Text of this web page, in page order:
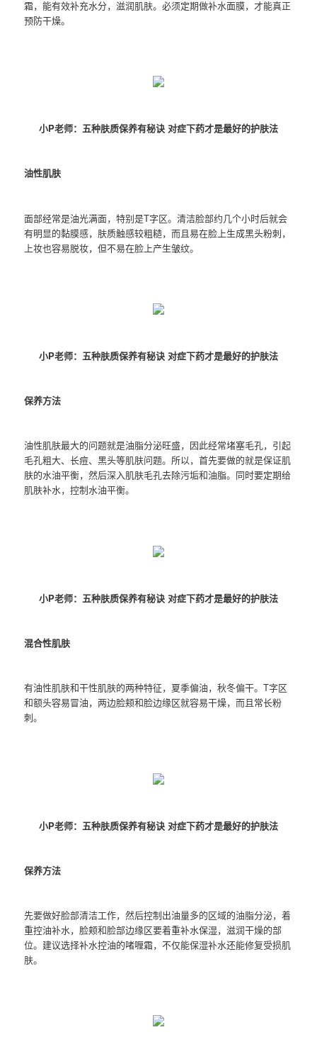
霜，能有效补充水分，滋润肌肤。必须定期做补水面膜，才能真正
预防干燥。
小P老师：五种肤质保养有秘诀 对症下药才是最好的护肤法
油性肌肤
面部经常是油光满面，特别是T字区。清洁脸部约几个小时后就会
有明显的黏膜感，肤质触感较粗糙，而且易在脸上生成黑头粉刺，
上妆也容易脱妆，但不易在脸上产生皱纹。
小P老师：五种肤质保养有秘诀 对症下药才是最好的护肤法
保养方法
油性肌肤最大的问题就是油脂分泌旺盛，因此经常堵塞毛孔，引起
毛孔粗大、长痘、黑头等肌肤问题。所以，首先要做的就是保证肌
肤的水油平衡，然后深入肌肤毛孔去除污垢和油脂。同时要定期给
肌肤补水，控制水油平衡。
小P老师：五种肤质保养有秘诀 对症下药才是最好的护肤法
混合性肌肤
有油性肌肤和干性肌肤的两种特征，夏季偏油，秋冬偏干。T字区
和额头容易冒油，两边脸颊和脸边缘区就容易干燥，而且常长粉
刺。
小P老师：五种肤质保养有秘诀 对症下药才是最好的护肤法
保养方法
先要做好脸部清洁工作，然后控制出油量多的区域的油脂分泌，着
重控油补水，脸颊和脸部边缘区要着重补水保湿，滋润干燥的部
位。建议选择补水控油的啫喱霜，不仅能保湿补水还能修复受损肌
肤。